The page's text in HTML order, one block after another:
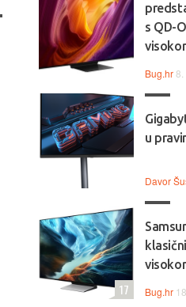
s QD-
Bug.hr8.
u
Davor
Bug.hr
17